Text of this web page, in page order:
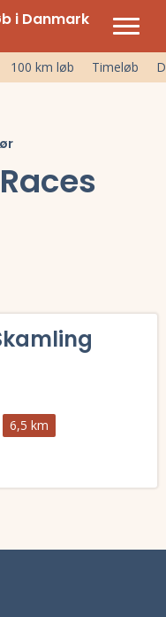
i Danmark
100 km løb Timeløb
6,5 km